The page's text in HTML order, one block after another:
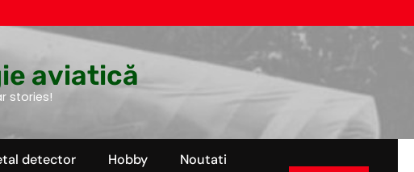
aviatică
stories!
detector Hobby Noutati